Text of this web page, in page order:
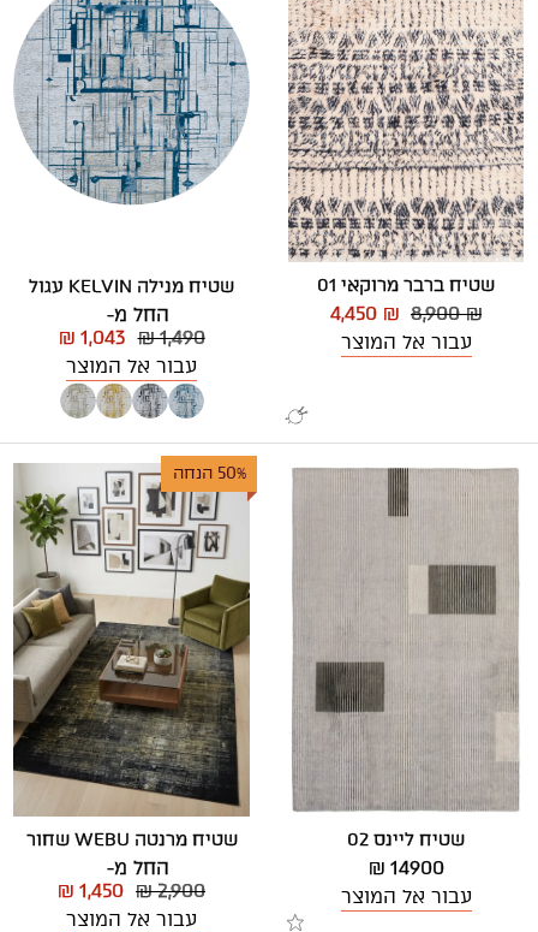
שטיח ברבר מרוקאי 01
8,900 ₪
4,450 ₪
עבור אל המוצר
שטיח מנילה KELVIN עגול
החל מ-
₪ 1,490
₪ 1,043
עבור אל המוצר
שטיח ליינס 02
14900 ₪
עבור אל המוצר
50% הנחה
שטיח מרנטה WEBU שחור
החל מ-
₪ 2,900
₪ 1,450
עבור אל המוצר